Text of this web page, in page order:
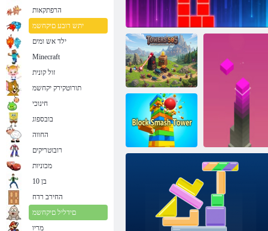
םלשומ פורד 505 םילדגמ
Block Smash
Tower
הרפתקאות
יתש רובע םיקחשמ
ילד אש ומים
Minecraft
זול קונית
תורוטקירק יקחשמ
חינוכי
בובספוג
החווה
רובוטריקים
מכוניות
בן 10
החירב רדח
םידליל םיקחשמ
מריו